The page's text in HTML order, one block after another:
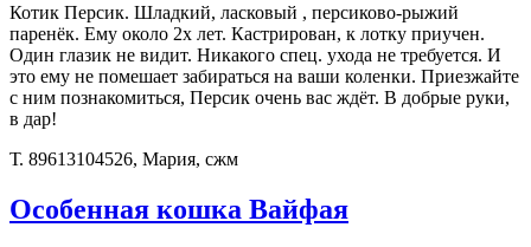
дар
Котик Персик. Шладкий, ласковый , персиково-рыжий
паренёк. Ему около 2х лет. Кастрирован, к лотку приучен.
Один глазик не видит. Никакого спец. ухода не требуется. И
это ему не помешает забираться на ваши коленки. Приезжайте
с ним познакомиться, Персик очень вас ждёт. В добрые руки,
в дар!
Т. 89613104526, Мария, сжм
Особенная кошка Вайфая